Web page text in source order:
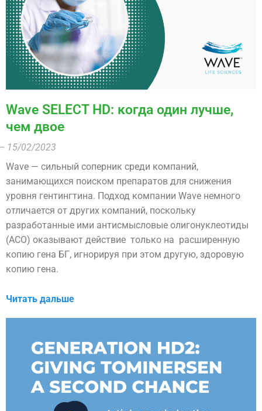
Wave SELECT HD: когда один лучше,
чем двое
15/02/2023
Wave — сильный соперник среди компаний,
занимающихся поиском препаратов для снижения
уровня гентингтина. Подход компании Wave немного
отличается от других компаний, поскольку
разработанные ими антисмысловые олигонуклеотиды
(АСО) оказывают действие только на расширенную
копию гена БГ, игнорируя при этом другую, здоровую
копию гена.
Читать дальше